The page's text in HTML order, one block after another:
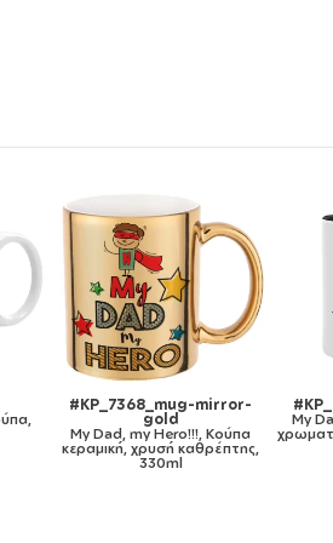
#KP_7368_metaldouble
My Dad, my Hero!!!, Κούπα
Ανοξείδωτη διπλού
τοιχώματος 300ml
My